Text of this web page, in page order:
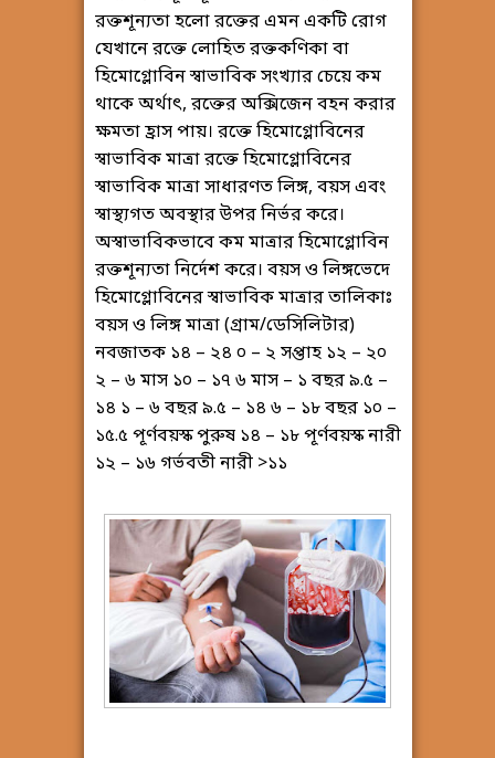
রক্তশূন্যতা হলো রক্তের এমন একটি রোগ
যেখানে রক্তে লোহিত রক্তকণিকা বা
হিমোগ্লোবিন স্বাভাবিক সংখ্যার চেয়ে কম
থাকে অর্থাৎ, রক্তের অক্সিজেন বহন করার
ক্ষমতা হ্রাস পায়। রক্তে হিমোগ্লোবিনের
স্বাভাবিক মাত্রা রক্তে হিমোগ্লোবিনের
স্বাভাবিক মাত্রা সাধারণত লিঙ্গ, বয়স এবং
স্বাস্থ্যগত অবস্থার উপর নির্ভর করে।
অস্বাভাবিকভাবে কম মাত্রার হিমোগ্লোবিন
রক্তশূন্যতা নির্দেশ করে। বয়স ও লিঙ্গভেদে
হিমোগ্লোবিনের স্বাভাবিক মাত্রার তালিকাঃ
বয়স ও লিঙ্গ মাত্রা (গ্রাম/ডেসিলিটার)
নবজাতক ১৪ – ২৪ ০ – ২ সপ্তাহ ১২ – ২০
২ – ৬ মাস ১০ – ১৭ ৬ মাস – ১ বছর ৯.৫ –
১৪ ১ – ৬ বছর ৯.৫ – ১৪ ৬ – ১৮ বছর ১০ –
১৫.৫ পূর্ণবয়স্ক পুরুষ ১৪ – ১৮ পূর্ণবয়স্ক নারী
১২ – ১৬ গর্ভবতী নারী >১১